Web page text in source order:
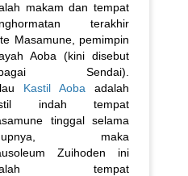
makam dan tempat
terakhir
Masamune, pemimpin
Aoba (kini disebut
Sendai).
Kastil Aoba adalah
indah tempat
tinggal selama
maka
Zuihoden ini
tempat